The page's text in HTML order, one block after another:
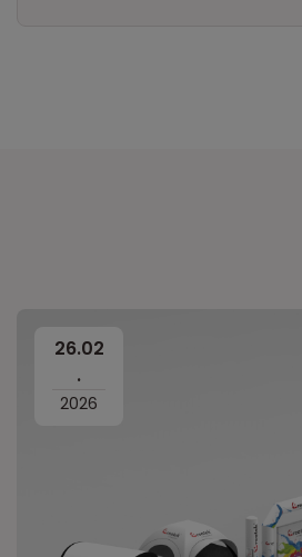
26.02
.
2026